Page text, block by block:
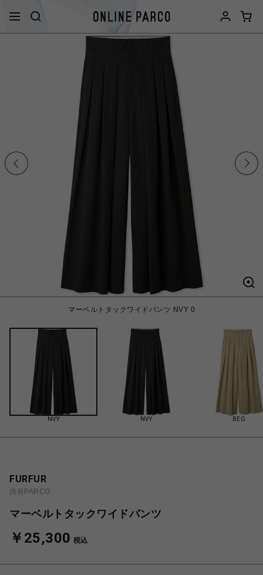
マーベルトタックワイドパンツ NVY 0
NVY NVY BEG
FURFUR
渋谷PARCO
マーベルトタックワイドパンツ
￥25,300 税込